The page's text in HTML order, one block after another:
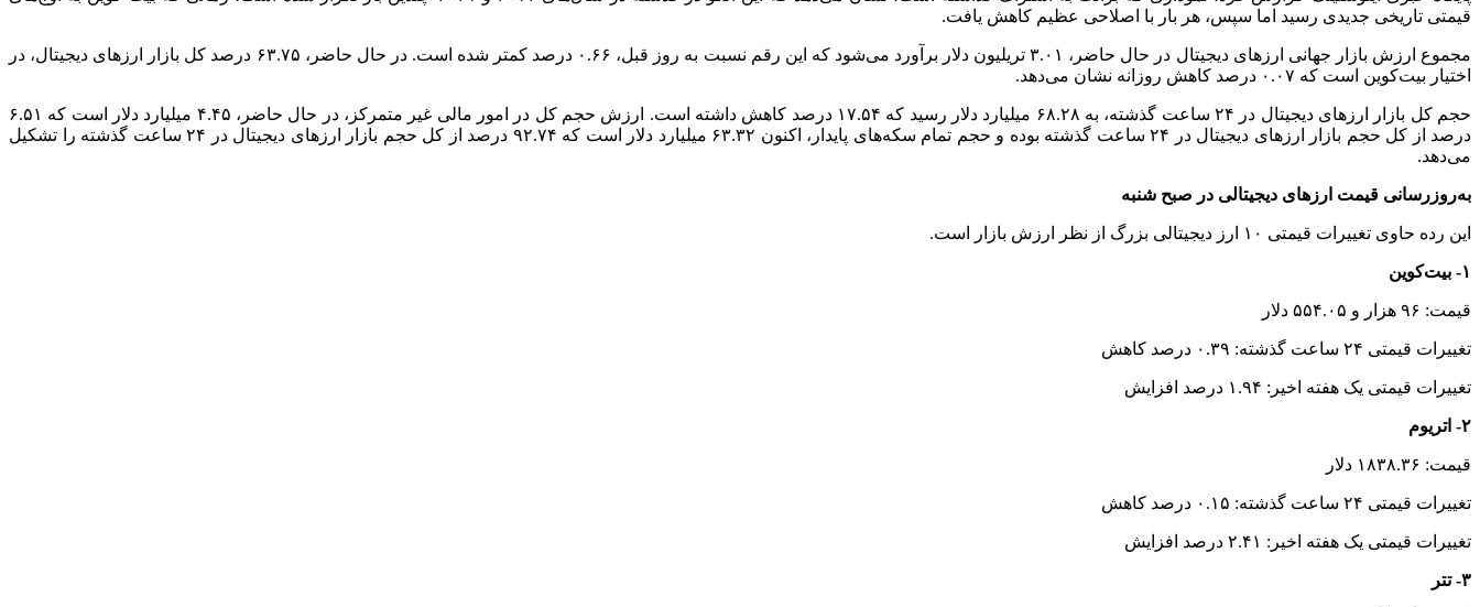
قیمتی تاریخی جدیدی رسید اما سپس، هر بار با اصلاحی عظیم کاهش یافت.
مجموع ارزش بازار جهانی ارزهای دیجیتال در حال حاضر، ۳.۰۱ تریلیون دلار برآورد می‌شود که این رقم نسبت به روز قبل، ۰.۶۶ درصد کمتر شده است. در حال حاضر، ۶۳.۷۵ درصد کل بازار ارزهای دیجیتال، در
اختیار بیت‌کوین است که ۰.۰۷ درصد کاهش روزانه نشان می‌دهد.
حجم کل بازار ارزهای دیجیتال در ۲۴ ساعت گذشته، به ۶۸.۲۸ میلیارد دلار رسید که ۱۷.۵۴ درصد کاهش داشته است. ارزش حجم کل در امور مالی غیر متمرکز، در حال حاضر، ۴.۴۵ میلیارد دلار است که ۶.۵۱
درصد از کل حجم بازار ارزهای دیجیتال در ۲۴ ساعت گذشته بوده و حجم تمام سکه‌های پایدار، اکنون ۶۳.۳۲ میلیارد دلار است که ۹۲.۷۴ درصد از کل حجم بازار ارزهای دیجیتال در ۲۴ ساعت گذشته را تشکیل
می‌دهد.
به‌روزرسانی قیمت ارزهای دیجیتالی در صبح شنبه
این رده حاوی تغییرات قیمتی ۱۰ ارز دیجیتالی بزرگ از نظر ارزش بازار است.
۱- بیت‌کوین
قیمت: ۹۶ هزار و ۵۵۴.۰۵ دلار
تغییرات قیمتی ۲۴ ساعت گذشته: ۰.۳۹ درصد کاهش
تغییرات قیمتی یک هفته اخیر: ۱.۹۴ درصد افزایش
۲- اتریوم
قیمت: ۱۸۳۸.۳۶ دلار
تغییرات قیمتی ۲۴ ساعت گذشته: ۰.۱۵ درصد کاهش
تغییرات قیمتی یک هفته اخیر: ۲.۴۱ درصد افزایش
۳- تتر